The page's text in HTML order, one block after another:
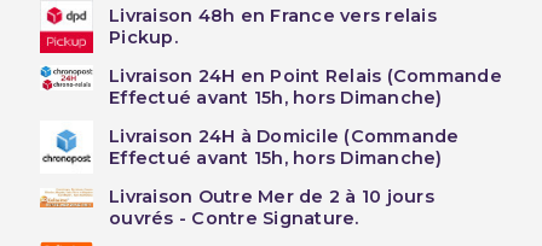
Livraison 48h en France vers relais
Pickup.
Livraison 24H en Point Relais (Commande
Effectué avant 15h, hors Dimanche)
Livraison 24H à Domicile (Commande
Effectué avant 15h, hors Dimanche)
Livraison Outre Mer de 2 à 10 jours
ouvrés - Contre Signature.